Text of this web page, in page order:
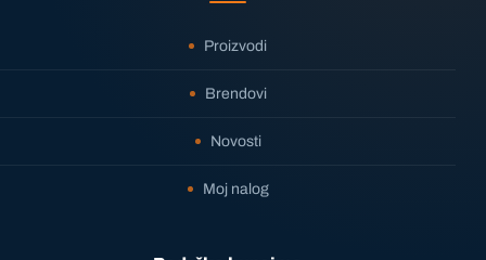
Proizvodi
Brendovi
Novosti
Moj nalog